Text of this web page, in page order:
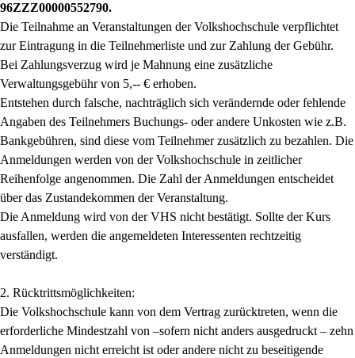
96ZZZ00000552790.
Die Teilnahme an Veranstaltungen der Volkshochschule verpflichtet
zur Eintragung in die Teilnehmerliste und zur Zahlung der Gebühr.
Bei Zahlungsverzug wird je Mahnung eine zusätzliche
Verwaltungsgebühr von 5,-- € erhoben.
Entstehen durch falsche, nachträglich sich verändernde oder fehlende
Angaben des Teilnehmers Buchungs- oder andere Unkosten wie z.B.
Bankgebühren, sind diese vom Teilnehmer zusätzlich zu bezahlen. Die
Anmeldungen werden von der Volkshochschule in zeitlicher
Reihenfolge angenommen. Die Zahl der Anmeldungen entscheidet
über das Zustandekommen der Veranstaltung.
Die Anmeldung wird von der VHS nicht bestätigt. Sollte der Kurs
ausfallen, werden die angemeldeten Interessenten rechtzeitig
verständigt.
2. Rücktrittsmöglichkeiten:
Die Volkshochschule kann von dem Vertrag zurücktreten, wenn die
erforderliche Mindestzahl von –sofern nicht anders ausgedruckt – zehn
Anmeldungen nicht erreicht ist oder andere nicht zu beseitigende